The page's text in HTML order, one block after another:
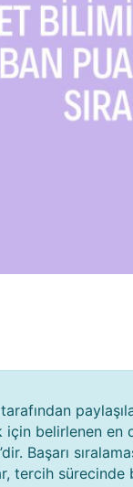
için belirlenen en
’dir. Başarı
tercih